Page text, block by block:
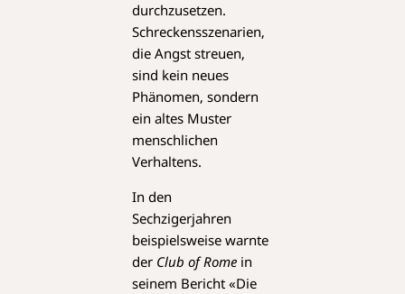
durchzusetzen.
Schreckensszenarien,
die Angst streuen,
sind kein neues
Phänomen, sondern
ein altes Muster
menschlichen
Verhaltens.
In den
Sechzigerjahren
beispielsweise warnte
der Club of Rome in
seinem Bericht «Die